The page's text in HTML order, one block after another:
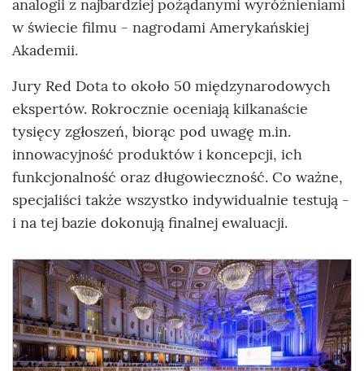
analogii z najbardziej pożądanymi wyróżnieniami
w świecie filmu - nagrodami Amerykańskiej
Akademii.
Jury Red Dota to około 50 międzynarodowych
ekspertów. Rokrocznie oceniają kilkanaście
tysięcy zgłoszeń, biorąc pod uwagę m.in.
innowacyjność produktów i koncepcji, ich
funkcjonalność oraz długowieczność. Co ważne,
specjaliści także wszystko indywidualnie testują -
i na tej bazie dokonują finalnej ewaluacji.